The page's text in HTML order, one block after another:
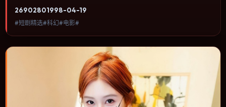
选择与情节推进，节奏与视听语言统一，可作为休闲观影或类型片补
片的选择。
26902801998-04-19
#短剧精选#科幻#电影#